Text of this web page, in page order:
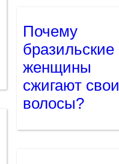
Почему
бразильские
женщины
сжигают
волосы?